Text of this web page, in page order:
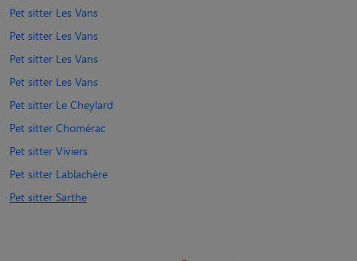
Pet sitter Les Vans
Pet sitter Les Vans
Pet sitter Les Vans
Pet sitter Les Vans
Pet sitter Le Cheylard
Pet sitter Chomérac
Pet sitter Viviers
Pet sitter Lablachère
Pet sitter Sarthe